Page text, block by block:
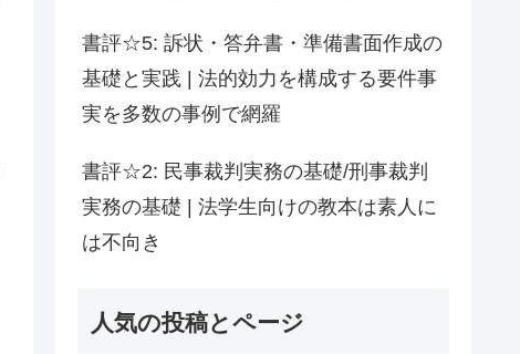
書評☆5: 訴状・答弁書・準備書面作成の
基礎と実践 | 法的効力を構成する要件事
実を多数の事例で網羅
書評☆2: 民事裁判実務の基礎/刑事裁判
実務の基礎 | 法学生向けの教本は素人に
は不向き
人気の投稿とページ